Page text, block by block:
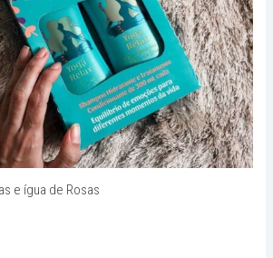
e ígua de Rosas